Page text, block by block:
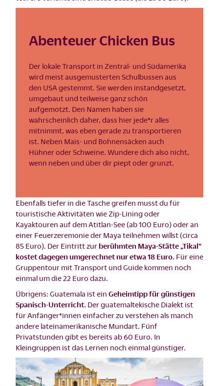
Abenteuer Chicken Bus
Der lokale Transport in Zentral- und Südamerika
wird meist ausgemusterten Schulbussen aus
den USA gestemmt. Sie werden instandgesetzt,
umgebaut und teilweise ganz schön
aufgemotzt. Den Namen haben sie
wahrscheinlich daher, dass hier jede*r alles
mitnimmt, was eben gerade zu transportieren
ist. Neben Mais- und Bohnensäcken auch
Hühner oder Schweine. Wundere dich also nicht,
wenn neben und über dir piept oder grunzt.
Ebenfalls tiefer in die Tasche greifen musst du für
touristische Aktivitäten wie Zip-Lining oder
Kayaktouren auf dem Atitlan-See (ab 100 Euro) oder an
einer Feuerzeremonie der Maya teilnehmen willst (circa
85 Euro). Der Eintritt zurberühmten Maya-Stätte „Tikal”
kostet dagegen umgerechnet nur etwa 18 Euro. Für eine
Gruppentour mit Transport und Guide kommen noch
einmal um die 22 Euro dazu.
Übrigens: Guatemala ist ein Geheimtipp für günstigen
Spanisch-Unterricht. Der guatemaltekische Dialekt ist
für Anfänger*innen einfacher zu verstehen als manch
andere lateinamerikanische Mundart. Fünf
Privatstunden gibt es bereits ab 60 Euro. In
Kleingruppen ist das Lernen noch einmal günstiger.